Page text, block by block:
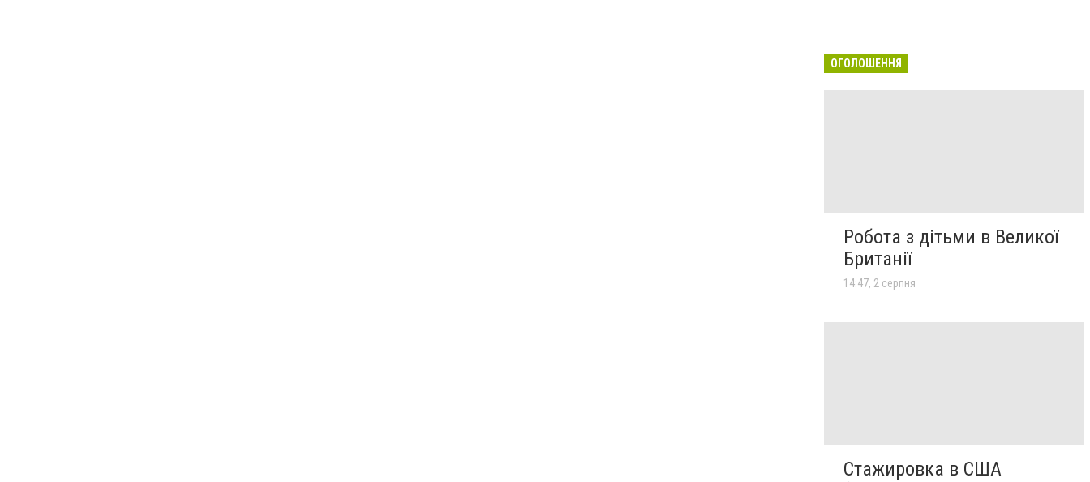
ОГОЛОШЕННЯ
Робота з дітьми в Великої
Британії
14:47, 2 серпня
Стажировка в США